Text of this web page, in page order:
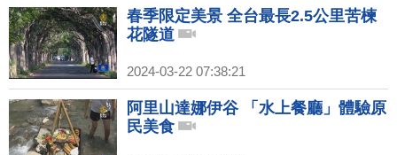
春季限定美景 全台最長2.5公里苦楝
花隧道
2024-03-22 07:38:21
阿里山達娜伊谷 「水上餐廳」體驗原
民美食